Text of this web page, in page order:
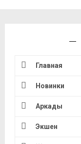
Главная
Новинки
Аркады
Экшен